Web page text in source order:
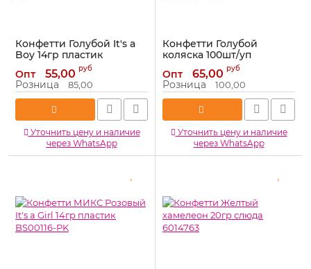
Конфетти Голубой It's a
Boy 14гр пластик
Артикул: BS00116-BL
Опт 55,00 руб
Розница 85,00
Уточнить цену и наличие
через WhatsApp
Конфетти Голубой
коляска 100шт/уп
текстиль BS00087-BL
Артикул: BS00087-BL
Опт 65,00 руб
Розница 100,00
Уточнить цену и наличие
через WhatsApp